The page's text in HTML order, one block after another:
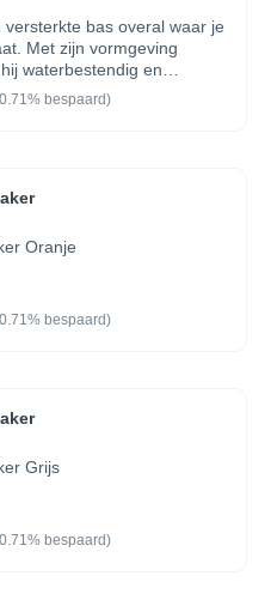
bas overal waar je
Met zijn vormgeving
waterbestendig en
de botsingen en krassen
kunt uitmuntend geluid met
bespaard)
Oranje
bespaard)
Grijs
bespaard)